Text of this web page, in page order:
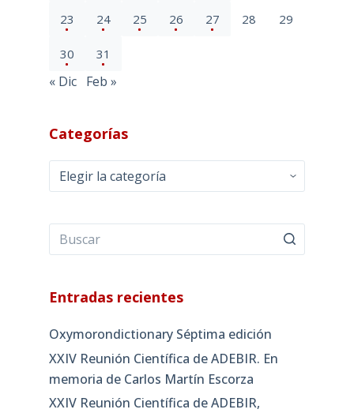
23 24 25 26 27 28 29
30 31
« Dic Feb »
Categorías
Categorías
Entradas recientes
Oxymorondictionary Séptima edición
XXIV Reunión Científica de ADEBIR. En
memoria de Carlos Martín Escorza
XXIV Reunión Científica de ADEBIR,